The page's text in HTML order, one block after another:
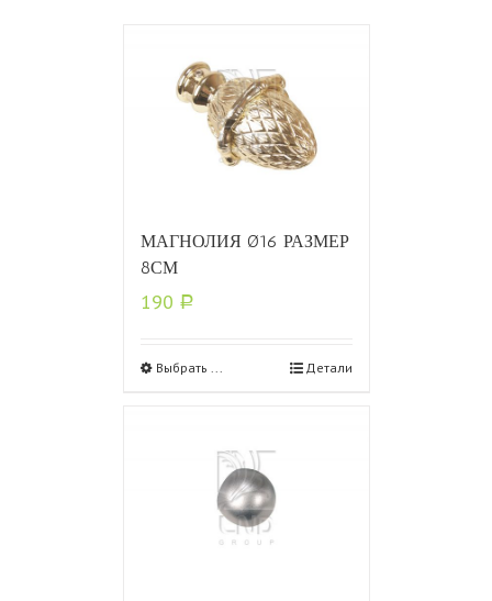
МАГНОЛИЯ Ø16 РАЗМЕР
8СМ
190 Р
Выбрать ... Детали